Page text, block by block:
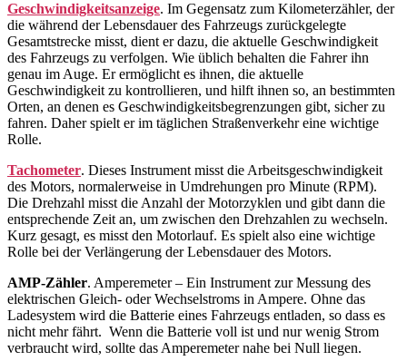
Geschwindigkeitsanzeige. Im Gegensatz zum Kilometerzähler, der
die während der Lebensdauer des Fahrzeugs zurückgelegte
Gesamtstrecke misst, dient er dazu, die aktuelle Geschwindigkeit
des Fahrzeugs zu verfolgen. Wie üblich behalten die Fahrer ihn
genau im Auge. Er ermöglicht es ihnen, die aktuelle
Geschwindigkeit zu kontrollieren, und hilft ihnen so, an bestimmten
Orten, an denen es Geschwindigkeitsbegrenzungen gibt, sicher zu
fahren. Daher spielt er im täglichen Straßenverkehr eine wichtige
Rolle.
Tachometer. Dieses Instrument misst die Arbeitsgeschwindigkeit
des Motors, normalerweise in Umdrehungen pro Minute (RPM).
Die Drehzahl misst die Anzahl der Motorzyklen und gibt dann die
entsprechende Zeit an, um zwischen den Drehzahlen zu wechseln.
Kurz gesagt, es misst den Motorlauf. Es spielt also eine wichtige
Rolle bei der Verlängerung der Lebensdauer des Motors.
AMP-Zähler. Amperemeter – Ein Instrument zur Messung des
elektrischen Gleich- oder Wechselstroms in Ampere. Ohne das
Ladesystem wird die Batterie eines Fahrzeugs entladen, so dass es
nicht mehr fährt. Wenn die Batterie voll ist und nur wenig Strom
verbraucht wird, sollte das Amperemeter nahe bei Null liegen.